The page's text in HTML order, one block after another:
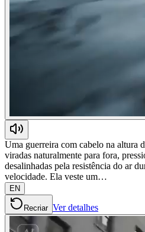
Uma guerreira com cabelo na altura
viradas naturalmente para fora,
desalinhadas pela resistência do ar
velocidade. Ela veste um…
EN
Recriar Ver detalhes